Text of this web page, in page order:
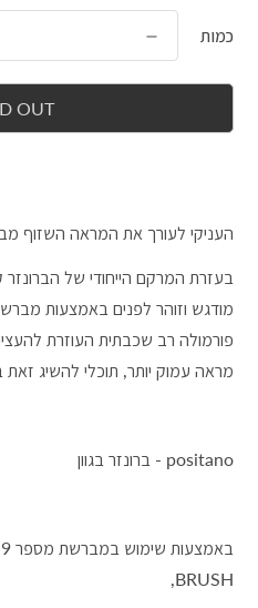
כמות
OUT
העניקי לעורך את המראה השזוף
בעזרת המרקם הייחודי של
מודגש וזוהר לפנים באמצעות
פורמולה רב שכבתית העוזרת
מראה עמוק יותר, תוכלי להשיג זאת
positano - ברונזר בגוון
BRUSH,